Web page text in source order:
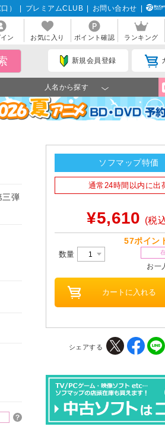
） プレミアムCLUB お問い合わせ
ン お気に入り ポイント確認 ランキング
新規会員登録
人名から探す
三弾
ソフマップ特価
通常24時間以内に出
¥5,610 (税
57ポイン
数量
お一
シェアする